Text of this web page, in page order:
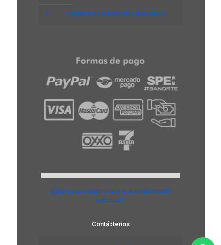
Sopladores industriales para naves
¿Qué es un sistema de aire acondicionado
industrial?
Contáctenos